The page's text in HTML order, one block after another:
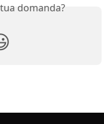
domanda?